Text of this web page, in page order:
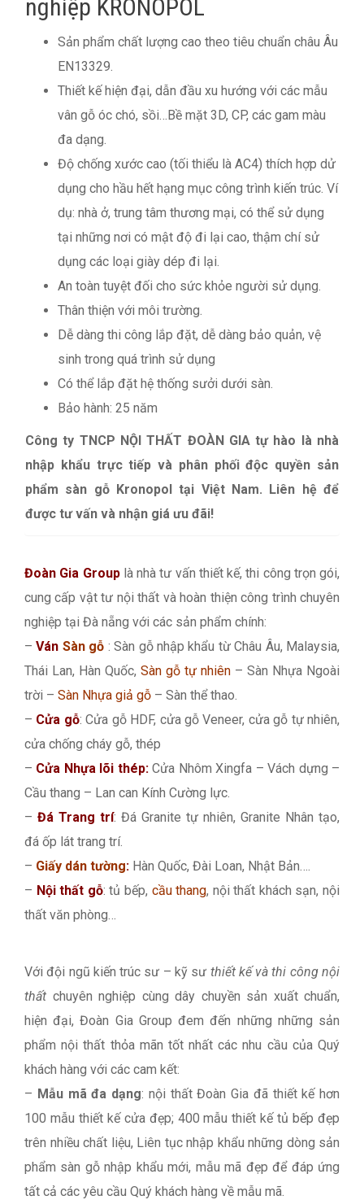
nghiệp KRONOPOL
Sản phẩm chất lượng cao theo tiêu chuẩn châu Âu
EN13329.
Thiết kế hiện đại, dẫn đầu xu hướng với các mẫu
vân gỗ óc chó, sồi…Bề mặt 3D, CP, các gam màu
đa dạng.
Độ chống xước cao (tối thiểu là AC4) thích hợp dử
dụng cho hầu hết hạng mục công trình kiến trúc. Ví
dụ: nhà ở, trung tâm thương mại, có thể sử dụng
tại những nơi có mật độ đi lại cao, thậm chí sử
dụng các loại giày dép đi lại.
An toàn tuyệt đối cho sức khỏe người sử dụng.
Thân thiện với môi trường.
Dễ dàng thi công lắp đặt, dễ dàng bảo quản, vệ
sinh trong quá trình sử dụng
Có thể lắp đặt hệ thống sưởi dưới sàn.
Bảo hành: 25 năm
Công ty TNCP NỘI THẤT ĐOÀN GIA tự hào là nhà
nhập khẩu trực tiếp và phân phối độc quyền sản
phẩm sàn gỗ Kronopol tại Việt Nam. Liên hệ để
được tư vấn và nhận giá ưu đãi!
Đoàn Gia Grouplà nhà tư vấn thiết kế, thi công trọn gói,
cung cấp vật tư nội thất và hoàn thiện công trình chuyên
nghiệp tại Đà nẵng với các sản phẩm chính:
–Ván Sàn gỗ : Sàn gỗ nhập khẩu từ Châu Âu, Malaysia,
Thái Lan, Hàn Quốc, Sàn gỗ tự nhiên – Sàn Nhựa Ngoài
trời – Sàn Nhựa giả gỗ – Sàn thể thao.
– Cửa gỗ: Cửa gỗ HDF, cửa gỗ Veneer, cửa gỗ tự nhiên,
cửa chống cháy gỗ, thép
– Cửa Nhựa lõi thép:Cửa Nhôm Xingfa – Vách dựng –
Cầu thang – Lan can Kính Cường lực.
– Đá Trang trí: Đá Granite tự nhiên, Granite Nhân tạo,
đá ốp lát trang trí.
– Giấy dán tường: Hàn Quốc, Đài Loan, Nhật Bản….
– Nội thất gỗ: tủ bếp, cầu thang, nội thất khách sạn, nội
thất văn phòng…
Với đội ngũ kiến trúc sư – kỹ sư thiết kế và thi công nội
thất chuyên nghiệp cùng dây chuyền sản xuất chuẩn,
hiện đại, Đoàn Gia Group đem đến những những sản
phẩm nội thất thỏa mãn tốt nhất các nhu cầu của Quý
khách hàng với các cam kết:
– Mẫu mã đa dạng: nội thất Đoàn Gia đã thiết kế hơn
100 mẫu thiết kế cửa đẹp; 400 mẫu thiết kế tủ bếp đẹp
trên nhiều chất liệu, Liên tục nhập khẩu những dòng sản
phẩm sàn gỗ nhập khẩu mới, mẫu mã đẹp để đáp ứng
tất cả các yêu cầu Quý khách hàng về mẫu mã.